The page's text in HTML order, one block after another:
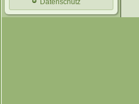
Datenschutz